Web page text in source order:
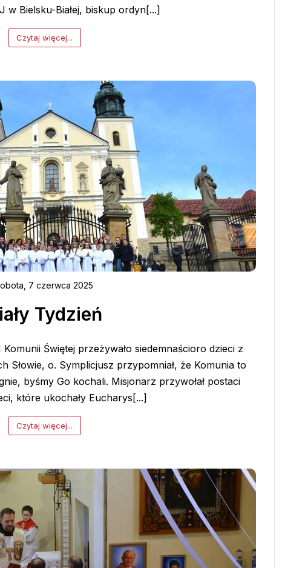
w Bielsku-Białej, biskup ordyn[...]
Czytaj więcej...
7 czerwca 2025
Tydzień
Świętej przeżywało siedemnaścioro dzieci z
Słowie, o. Symplicjusz przypomniał, że Komunia to
byśmy Go kochali. Misjonarz przywołał postaci
które ukochały Eucharys[...]
Czytaj więcej...